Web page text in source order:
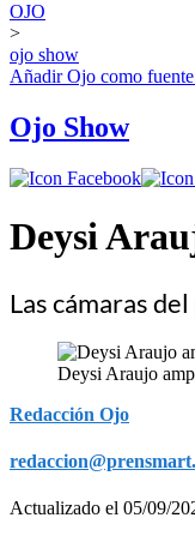
OJO
>
ojo show
AñadirOjo como
Ojo Show
Deysi
Las cámaras
Deysi Araujo
Redacción Ojo
Actualizado el 05/09/